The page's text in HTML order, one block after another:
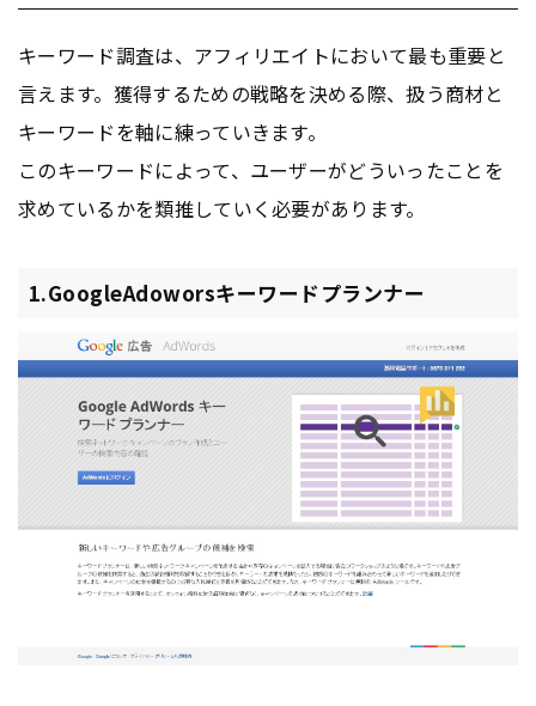
キーワード調査は、アフィリエイトにおいて最も重要と
言えます。獲得するための戦略を決める際、扱う商材と
キーワードを軸に練っていきます。
このキーワードによって、ユーザーがどういったことを
求めているかを類推していく必要があります。
1.GoogleAdoworsキーワードプランナー